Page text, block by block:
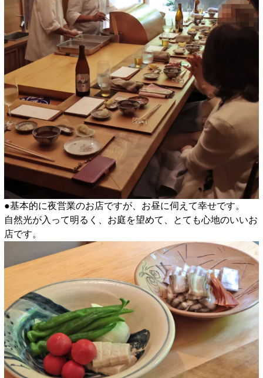
●基本的に夜営業のお店ですが、お昼に伺えて幸せです。
自然光が入って明るく、お庭を望めて、とても心地のいいお
店です。